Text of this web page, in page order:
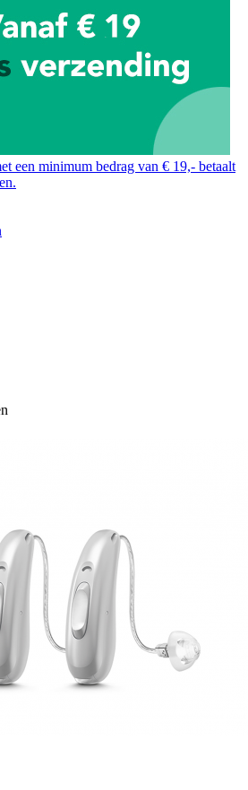
een minimum bedrag van € 19,- betaalt